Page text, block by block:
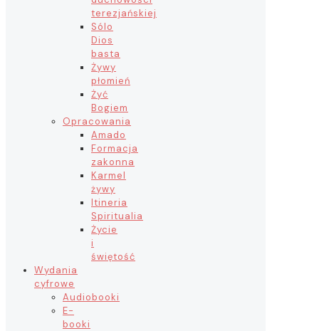
terezjańskiej
Sólo
Dios
basta
Żywy
płomień
Żyć
Bogiem
Opracowania
Amado
Formacja
zakonna
Karmel
żywy
Itineria
Spiritualia
Życie
i
świętość
Wydania
cyfrowe
Audiobooki
E-
booki